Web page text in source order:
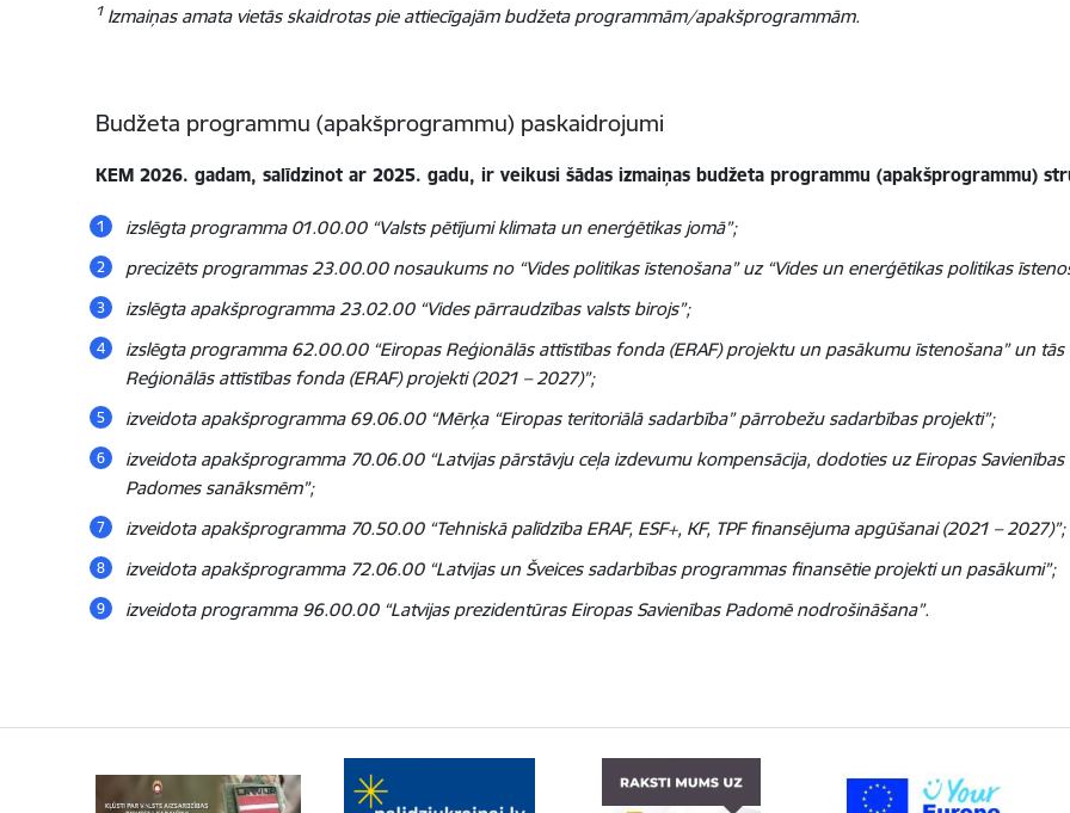
1Izmaiņas amata vietās skaidrotas pie attiecīgajām budžeta programmām/apakšprogrammām.
Budžeta programmu (apakšprogrammu) paskaidrojumi
KEM 2026. gadam, salīdzinot ar 2025. gadu, ir veikusi šādas izmaiņas budžeta programmu (apakšprogrammu)
izslēgta programma 01.00.00 “Valsts pētījumi klimata un enerģētikas jomā”;
precizēts programmas 23.00.00 nosaukums no “Vides politikas īstenošana” uz “Vides un enerģētikas politikas
izslēgta apakšprogramma 23.02.00 “Vides pārraudzības valsts birojs”;
izslēgta programma 62.00.00 “Eiropas Reģionālās attīstības fonda (ERAF) projektu un pasākumu īstenošana” un
Reģionālās attīstības fonda (ERAF) projekti (2021 – 2027)”;
izveidota apakšprogramma 69.06.00 “Mērķa “Eiropas teritoriālā sadarbība” pārrobežu sadarbības projekti”;
izveidota apakšprogramma 70.06.00 “Latvijas pārstāvju ceļa izdevumu kompensācija, dodoties uz Eiropas
Padomes sanāksmēm”;
izveidota apakšprogramma 70.50.00 “Tehniskā palīdzība ERAF, ESF+, KF, TPF finansējuma apgūšanai (2021 – 2027)”;
izveidota apakšprogramma 72.06.00 “Latvijas un Šveices sadarbības programmas finansētie projekti un pasākumi”;
izveidota programma 96.00.00 “Latvijas prezidentūras Eiropas Savienības Padomē nodrošināšana”.